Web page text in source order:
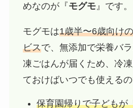
めなのが『モグモ』です。
モグモは1歳半〜6歳向け
ビスで、無添加で栄養バ
凍ごはんが届くため、冷
ておけばいつでも使えるの
保育園帰りで子どもが